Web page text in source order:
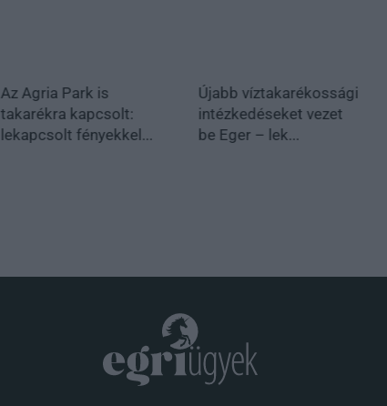
Az Agria Park is
takarékra kapcsolt:
lekapcsolt fényekkel...
Újabb víztakarékossági
intézkedéseket vezet
be Eger – lek...